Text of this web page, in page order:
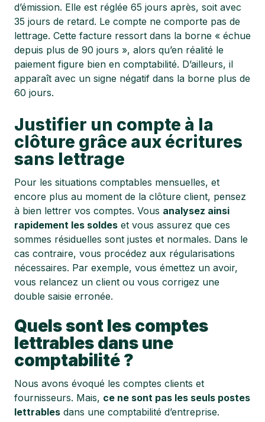
d’émission. Elle est réglée 65 jours après, soit avec
35 jours de retard. Le compte ne comporte pas de
lettrage. Cette facture ressort dans la borne « échue
depuis plus de 90 jours », alors qu’en réalité le
paiement figure bien en comptabilité. D’ailleurs, il
apparaît avec un signe négatif dans la borne plus de
60 jours.
Justifier un compte à la
clôture grâce aux écritures
sans lettrage
Pour les situations comptables mensuelles, et
encore plus au moment de la clôture client, pensez
à bien lettrer vos comptes. Vous analysez ainsi
rapidement les soldes et vous assurez que ces
sommes résiduelles sont justes et normales. Dans le
cas contraire, vous procédez aux régularisations
nécessaires. Par exemple, vous émettez un avoir,
vous relancez un client ou vous corrigez une
double saisie erronée.
Quels sont les comptes
lettrables dans une
comptabilité ?
Nous avons évoqué les comptes clients et
fournisseurs. Mais, ce ne sont pas les seuls postes
lettrables dans une comptabilité d’entreprise.